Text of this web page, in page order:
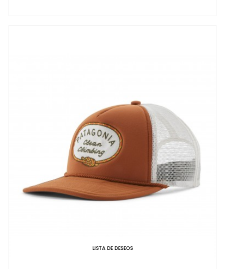
LISTA DE DESEOS